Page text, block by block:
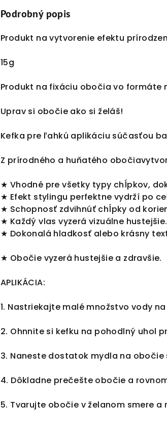
Podrobný popis
Produkt na vytvorenie efektu
15g
Produkt na fixáciu obočia vo formáte
Uprav si obočie ako si želáš!
Kefka pre ľahkú aplikáciu súčasťou
Z prírodného a huňatého
★ Vhodné pre všetky typy chĺpkov,
★ Efekt stylingu perfektne vydrží po
★ Schopnosť zdvihnúť chĺpky od
★ Každý vlas vyzerá vizuálne hustejšie.
★ Dokonalá hladkosť alebo krásny
★ Obočie vyzerá hustejšie a zdravšie.
APLIKÁCIA:
1. Nastriekajte malé množstvo vody
2. Ohnnite si kefku na pohodlný uhol
3. Naneste dostatok mydla na obočie
4. Dôkladne prečešte obočie a
5. Tvarujte obočie v želanom smere a